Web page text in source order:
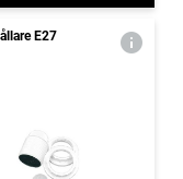
E27